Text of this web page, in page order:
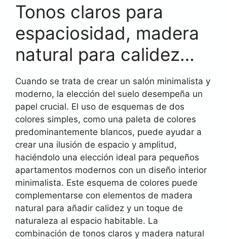
Tonos claros para
espaciosidad, madera
natural para calidez…
Cuando se trata de crear un salón minimalista y
moderno, la elección del suelo desempeña un
papel crucial. El uso de esquemas de dos
colores simples, como una paleta de colores
predominantemente blancos, puede ayudar a
crear una ilusión de espacio y amplitud,
haciéndolo una elección ideal para pequeños
apartamentos modernos con un diseño interior
minimalista. Este esquema de colores puede
complementarse con elementos de madera
natural para añadir calidez y un toque de
naturaleza al espacio habitable. La
combinación de tonos claros y madera natural